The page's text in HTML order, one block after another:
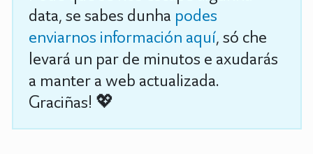
data, se sabes dunha podes
enviarnos información aquí, só che
levará un par de minutos e axudarás
a manter a web actualizada.
Graciñas! 💖